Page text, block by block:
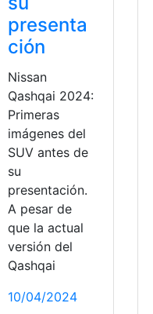
primer,Tesla
presenta
ción
Nissan
Qashqai 2024:
Primeras
imágenes del
SUV antes de
su
presentación.
A pesar de
que la actual
versión del
Qashqai
10/04/2024